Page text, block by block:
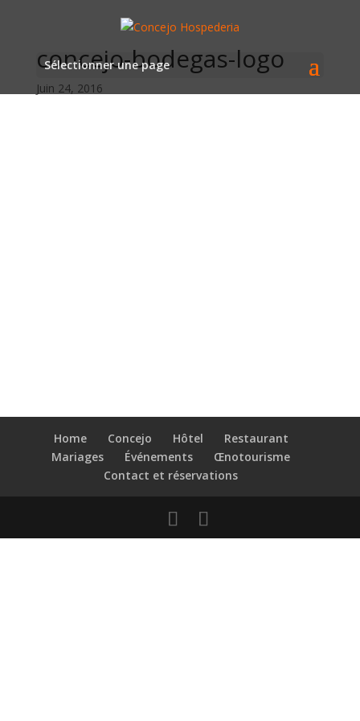
Sélectionner une page
concejo-bodegas-logo
Juin 24, 2016
Home Concejo Hôtel
Restaurant
Mariages
Événements
Œnotourisme
Contact et réservations